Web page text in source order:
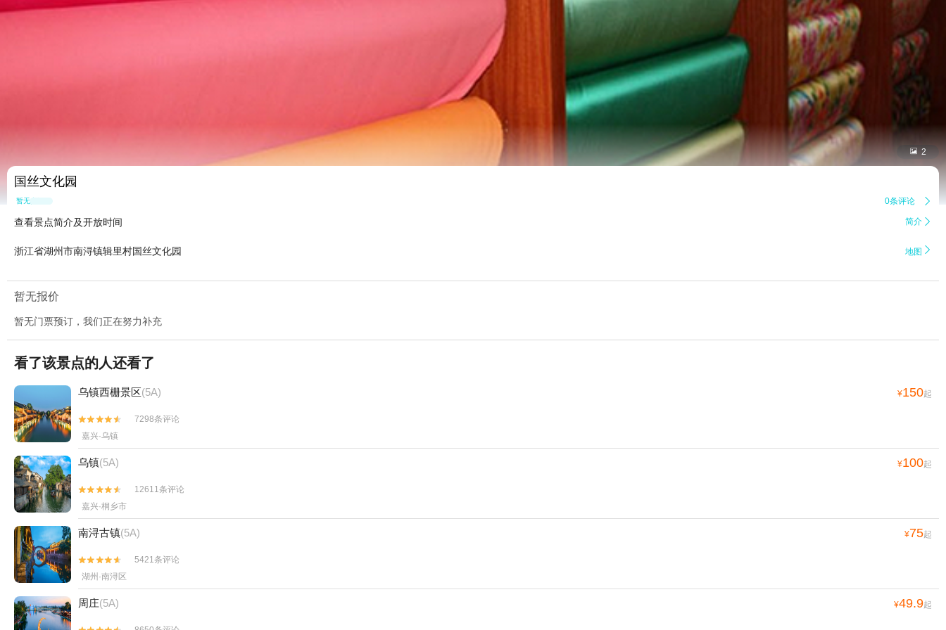
 2
国丝文化园
暂无点评 0条评论 
查看景点简介及开放时间 简介 
浙江省湖州市南浔镇辑里村国丝文化园 地图 
暂无报价
暂无门票预订，我们正在努力补充
看了该景点的人还看了
乌镇西栅景区(5A) ¥150起


7298条评论
嘉兴·乌镇
乌镇(5A) ¥100起


12611条评论
嘉兴·桐乡市
南浔古镇(5A) ¥75起


5421条评论
湖州·南浔区
周庄(5A) ¥49.9起